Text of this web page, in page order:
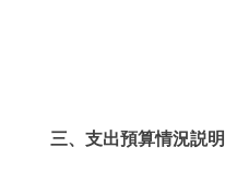
三、支出預算情況説明